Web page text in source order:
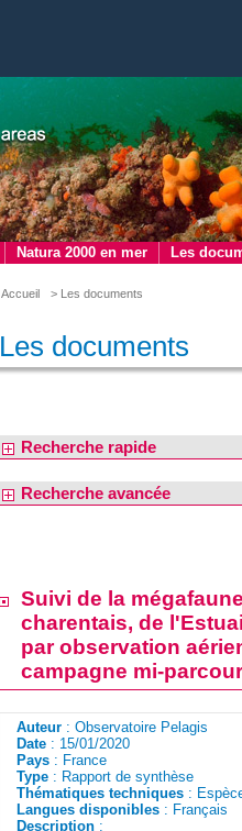
Natura 2000 en mer Les
Accueil > Les documents
Les documents
Recherche rapide
Recherche avancée
Suivi de la
charentais, de
par observation
campagne mi-
Auteur : Observatoire Pelagis
Date : 15/01/2020
Pays : France
Type : Rapport de synthèse
Thématiques techniques :
Langues disponibles : Français
Description :